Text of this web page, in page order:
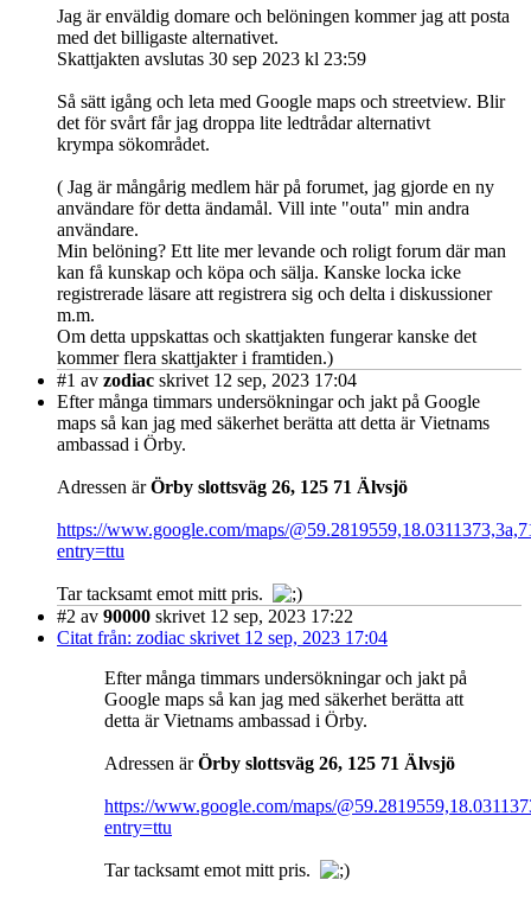
Jag är enväldig domare och belöningen kommer jag att posta
med det billigaste alternativet.
Skattjakten avslutas 30 sep 2023 kl 23:59
Så sätt igång och leta med Google maps och streetview. Blir
det för svårt får jag droppa lite ledtrådar alternativt
krympa sökområdet.
( Jag är mångårig medlem här på forumet, jag gjorde en ny
användare för detta ändamål. Vill inte "outa" min andra
användare.
Min belöning? Ett lite mer levande och roligt forum där man
kan få kunskap och köpa och sälja. Kanske locka icke
registrerade läsare att registrera sig och delta i diskussioner
m.m.
Om detta uppskattas och skattjakten fungerar kanske det
kommer flera skattjakter i framtiden.)
#1 av zodiac skrivet 12 sep, 2023 17:04
Efter många timmars undersökningar och jakt på Google
maps så kan jag med säkerhet berätta att detta är Vietnams
ambassad i Örby.
Adressen ärÖrby slottsväg 26, 125 71 Älvsjö
https://www.google.com/maps/
entry=ttu
Tar tacksamt emot mitt pris.
#2 av 90000 skrivet 12 sep, 2023 17:22
Citat från: zodiac skrivet 12 sep, 2023 17:04
Efter många timmars undersökningar och jakt på
Google maps så kan jag med säkerhet berätta att
detta är Vietnams ambassad i Örby.
Adressen ärÖrby slottsväg 26, 125 71 Älvsjö
https://www.google.com/maps/
entry=ttu
Tar tacksamt emot mitt pris.